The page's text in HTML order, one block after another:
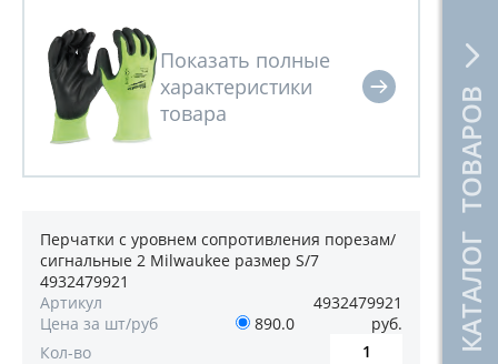
КАТАЛОГ ТОВАРОВ
Перчатки с уровнем сопротивления порезам/
сигнальные 2 Milwaukee размер S/7
4932479921
Артикул
4932479921
Цена за шт/руб
890.0
руб.
Кол-во